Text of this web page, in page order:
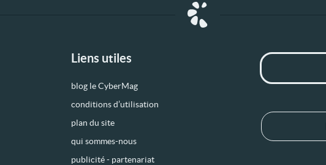
Liens utiles
blog le CyberMag
conditions d’utilisation
plan du site
qui sommes-nous
publicité - partenariat